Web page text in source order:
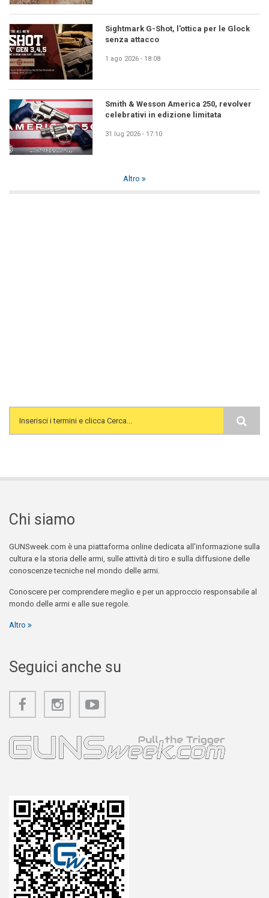
Sightmark G-Shot, l'ottica per le Glock
senza attacco
1 ago 2026 - 18:08
Smith & Wesson America 250, revolver
celebrativi in edizione limitata
31 lug 2026 - 17:10
Altro
Search form
Chi siamo
GUNSweek.com è una piattaforma online dedicata all'informazione sulla
cultura e la storia delle armi, sulle attività di tiro e sulla diffusione delle
conoscenze tecniche nel mondo delle armi.
Conoscere per comprendere meglio e per un approccio responsabile al
mondo delle armi e alle sue regole.
Altro
Seguici anche su